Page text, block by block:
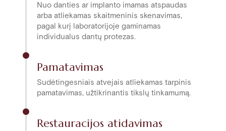
Nuo danties ar implanto imamas atspaudas
arba atliekamas skaitmeninis skenavimas,
pagal kurį laboratorijoje gaminamas
individualus dantų protezas.
Pamatavimas
Sudėtingesniais atvejais atliekamas tarpinis
pamatavimas, užtikrinantis tikslų tinkamumą.
Restauracijos atidavimas